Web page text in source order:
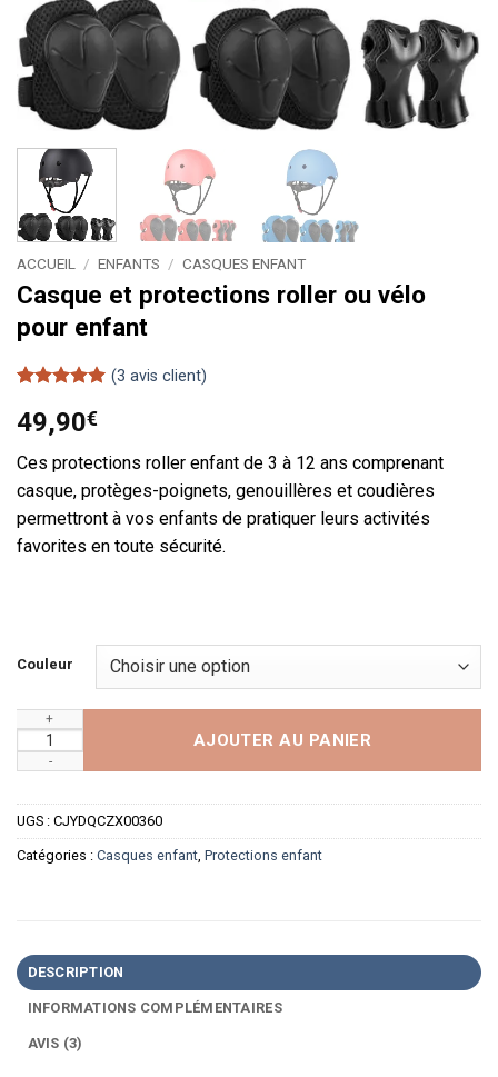
ACCUEIL / ENFANTS / CASQUES ENFANT
Casque et protections roller ou vélo
pour enfant
5 basé sur
notations
client
(3 avis client)
49,90€
Ces protections roller enfant de 3 à 12 ans comprenant
casque, protèges-poignets, genouillères et coudières
permettront à vos enfants de pratiquer leurs activités
favorites en toute sécurité.
Couleur
quantité de Casque et protections roller ou vélo pour enfant
AJOUTER AU PANIER
UGS : CJYDQCZX00360
Catégories : Casques enfant Protections enfant
DESCRIPTION
INFORMATIONS COMPLÉMENTAIRES
AVIS (3)